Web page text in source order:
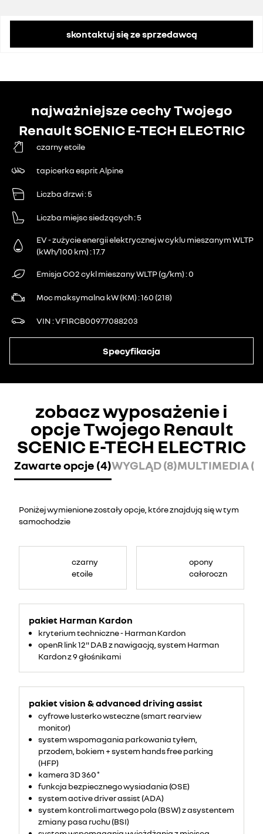
skontaktuj się ze sprzedawcą
najważniejsze cechy Twojego
Renault SCENIC E-TECH ELECTRIC
czarny etoile
tapicerka esprit Alpine
Liczba drzwi 5
Liczba miejsc siedzących 5
EV - zużycie energii elektrycznej w cyklu mieszanym WLTP
(kWh/100 km) 17.7
Emisja CO2 cykl mieszany WLTP (g/km) 0
Moc maksymalna kW (KM) 160 (218)
VIN VF1RCB00977088203
Specyfikacja
zobacz wyposażenie i
opcje Twojego Renault
SCENIC E-TECH ELECTRIC
Zawarte opcje (4)WYGLĄD (8)MULTIMEDIA
Poniżej wymienione zostały opcje, które znajdują się w tym
samochodzie
czarny
etoile
pakiet Harman Kardon
kryterium techniczne - Harman Kardon
openR link 12" DAB z nawigacją, system Harman
Kardon z 9 głośnikami
pakiet vision & advanced driving assist
cyfrowe lusterko wsteczne (smart rearview
monitor)
system wspomagania parkowania tyłem,
przodem, bokiem + system hands free parking
(HFP)
kamera 3D 360˚
funkcja bezpiecznego wysiadania (OSE)
system active driver assist (ADA)
system kontroli martwego pola (BSW) z asystentem
zmiany pasa ruchu (BSI)
opony
całoroczne